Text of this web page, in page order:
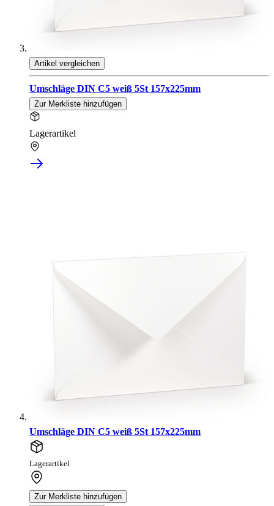
Artikel vergleichen
Umschläge DIN C5 weiß 5St 157x225mm
Zur Merkliste hinzufügen
Lagerartikel
Umschläge DIN C5 weiß 5St 157x225mm
Lagerartikel
Zur Merkliste hinzufügen